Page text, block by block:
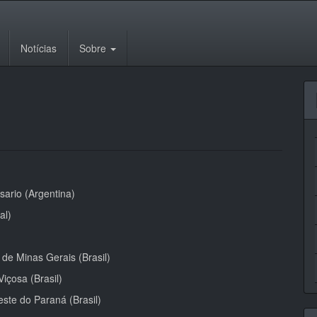
Notícias Sobre
(Argentina)
Minas Gerais (Brasil)
(Brasil)
do Paraná (Brasil)